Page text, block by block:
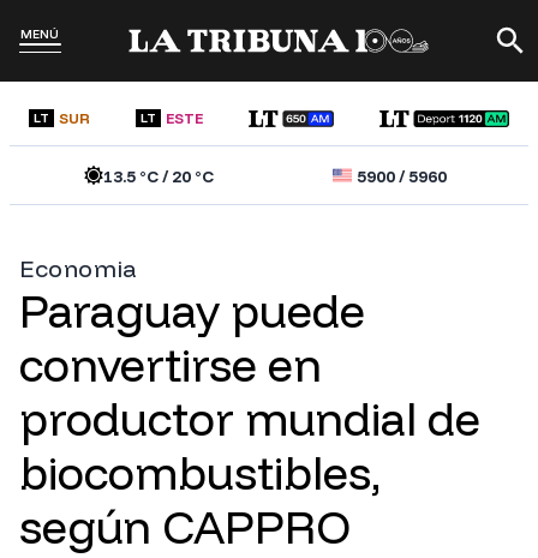
MENÚ
LT SUR LT ESTE
13.5 °C /20 °C 5900/5960
Economia
Paraguay puede
convertirse en
productor mundial de
biocombustibles,
según CAPPRO